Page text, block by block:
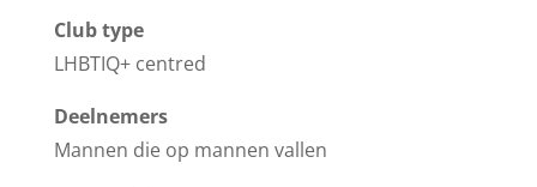
Club type
LHBTIQ+ centred
Deelnemers
Mannen die op mannen vallen